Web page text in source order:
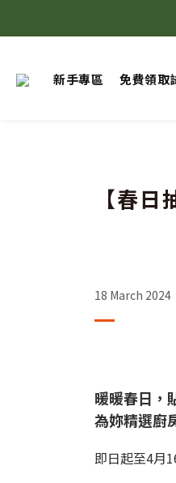
新手專區 免費領取
【春
18 March 2024
暖暖春日，
為妳精選廚
即日起至4月